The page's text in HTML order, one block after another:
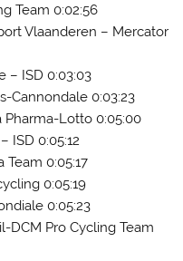
Team 0:02:56
Vlaanderen – Mercator
– ISD 0:03:03
Cannondale 0:03:23
Pharma-Lotto 0:05:00
ISD 0:05:12
Team 0:05:17
0:05:19
0:05:23
DCM Pro Cycling Team